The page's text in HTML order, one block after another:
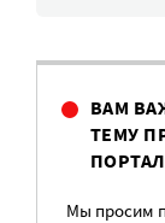
ВАМ
ТЕМУ
Мы просим